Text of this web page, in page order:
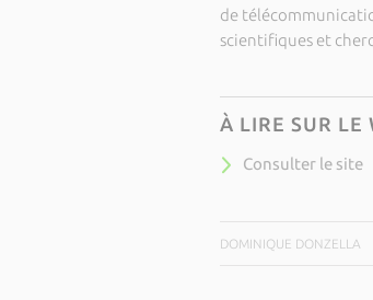
de
scientifiques et
À LIRE SUR LE
Consulter le site
DOMINIQUE DONZELLA